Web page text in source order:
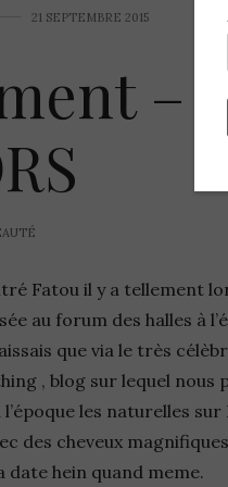
21 SEPTEMBRE 2015
–
Fatou il y a tellement
au forum des halles à
que via le très
, blog sur lequel nous
l’époque les naturelles
des cheveux
date hein quand meme.